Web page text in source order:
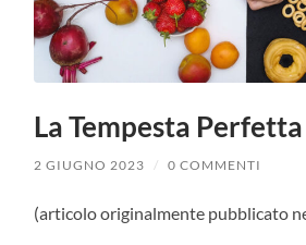
La Tempesta Perfetta
2 GIUGNO 2023 / 0 COMMENTI
(articolo originalmente pubblicato